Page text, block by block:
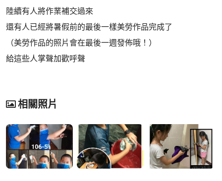
陸續有人將作業補交過來
還有人已經將暑假前的最後一樣美勞作品完成了
（美勞作品的照片會在最後一週發佈哦！）
給這些人掌聲加歡呼聲
相關照片